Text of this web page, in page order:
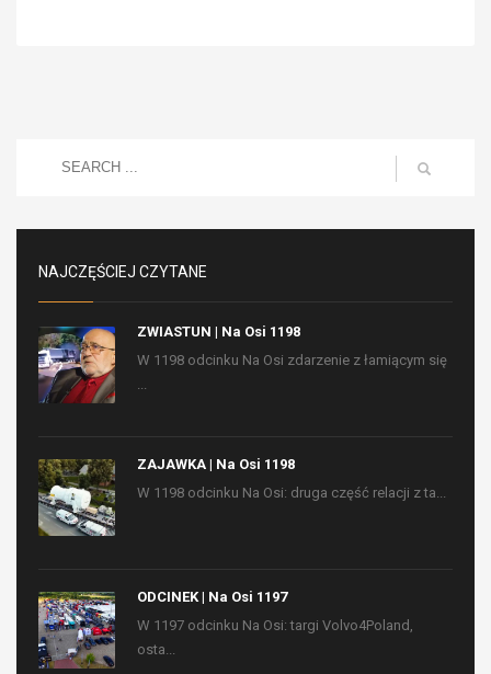
NAJCZĘŚCIEJ CZYTANE
ZWIASTUN | Na Osi 1198
W 1198 odcinku Na Osi zdarzenie z łamiącym się
ZAJAWKA | Na Osi 1198
W 1198 odcinku Na Osi: druga część relacji z ta...
ODCINEK | Na Osi 1197
W 1197 odcinku Na Osi: targi Volvo4Poland,
osta...